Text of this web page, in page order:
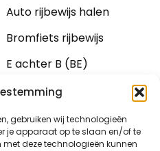
gebruiken wij technologieën
je apparaat op te slaan en/of te
deze technologieën kunnen
Auto rijbewijs halen
Bromfiets rijbewijs
E achter B (BE)
Motorrijbewijs
Vrachtwagen
Bus